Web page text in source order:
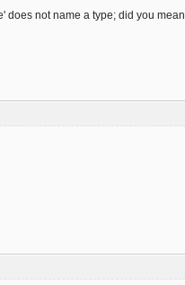
not name a type; did you